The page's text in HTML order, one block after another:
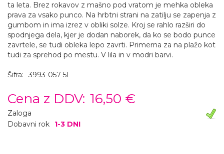
ta leta. Brez rokavov z mašno pod vratom je mehka obleka
prava za vsako punco. Na hrbtni strani na zatilju se zapenja z
gumbom in ima izrez v obliki solze. Kroj se rahlo razširi do
spodnjega dela, kjer je dodan naborek, da ko se bodo punce
zavrtele, se tudi obleka lepo zavrti. Primerna za na plažo kot
tudi za sprehod po mestu. V lila in v modri barvi.
Šifra: 3993-057-5L
Cena z DDV: 16,50 €
Zaloga
Dobavni rok
1-3 DNI